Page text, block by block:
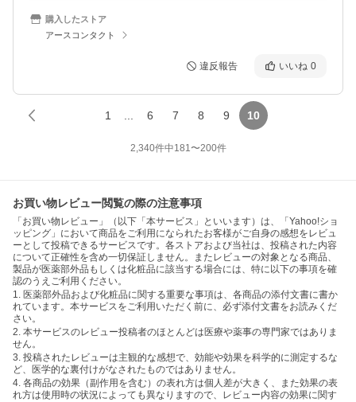
購入したストア
アースコンタクト
違反報告 いいね 0
1 6 7 8 9 10
2,340件中181〜200件
お買い物レビュー閲覧の際の注意事項
「お買い物レビュー」（以下「本サービス」といいます）は、「Yahoo!ショ
ッピング」において商品をご利用になられたお客様がご自身の感想をレビュ
ーとして投稿できるサービスです。各ストアおよび当社は、投稿された内容
について正確性を含め一切保証しません。またレビューの対象となる商品、
製品が医薬部外品もしくは化粧品に該当する場合には、特に以下の事項を確
認のうえご利用ください。
1. 医薬部外品および化粧品に関する重要な事項は、各商品の添付文書に書か
れています。本サービスをご利用いただく前に、必ず添付文書をお読みくだ
さい。
2. 本サービスのレビュー投稿者のほとんどは医療や薬事の専門家ではありま
せん。
3. 投稿されたレビューは主観的な感想で、効能や効果を科学的に測定するな
ど、医学的な裏付けがなされたものではありません。
4. 各商品の効果（副作用を含む）の表れ方は個人差が大きく、また効果の表
れ方は使用時の状況によっても異なりますので、レビュー内容の効果に関す